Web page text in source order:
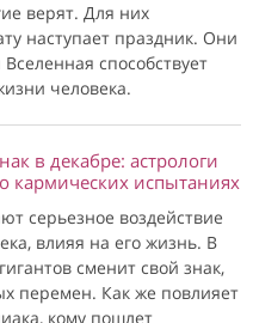
верят. Для них
наступает праздник. Они
способствует
человека.
в декабре: астрологи
кармических испытаниях
серьезное воздействие
влияя на его жизнь. В
сменит свой знак,
перемен. Как же повлияет
кому пошлет